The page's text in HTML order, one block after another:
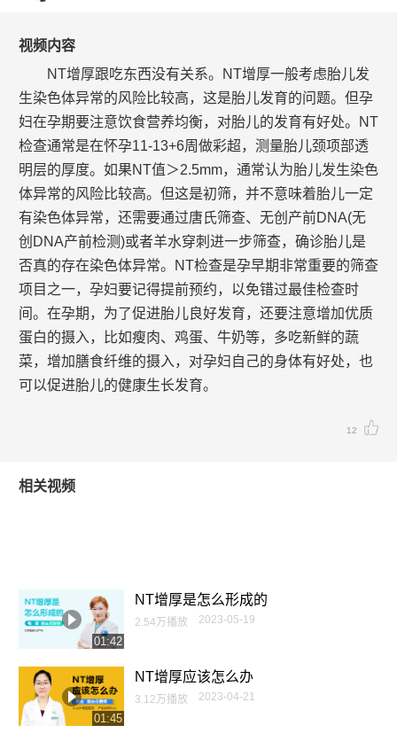
视频内容
NT增厚跟吃东西没有关系。NT增厚一般考虑胎儿发
生染色体异常的风险比较高，这是胎儿发育的问题。但孕
妇在孕期要注意饮食营养均衡，对胎儿的发育有好处。NT
检查通常是在怀孕11-13+6周做彩超，测量胎儿颈项部透
明层的厚度。如果NT值＞2.5mm，通常认为胎儿发生染色
体异常的风险比较高。但这是初筛，并不意味着胎儿一定
有染色体异常，还需要通过唐氏筛查、无创产前DNA(无
创DNA产前检测)或者羊水穿刺进一步筛查，确诊胎儿是
否真的存在染色体异常。NT检查是孕早期非常重要的筛查
项目之一，孕妇要记得提前预约，以免错过最佳检查时
间。在孕期，为了促进胎儿良好发育，还要注意增加优质
蛋白的摄入，比如瘦肉、鸡蛋、牛奶等，多吃新鲜的蔬
菜，增加膳食纤维的摄入，对孕妇自己的身体有好处，也
可以促进胎儿的健康生长发育。
12
相关视频
01:42
NT增厚是怎么形成的
2.54万播放 2023-05-19
01:45
NT增厚应该怎么办
3.12万播放 2023-04-21